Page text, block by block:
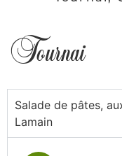
Tournai
Salade de pâtes,
Lamain